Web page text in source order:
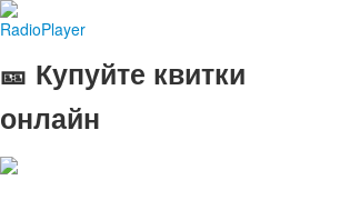
RadioPlayer
🎫 Купуйте квитки
онлайн